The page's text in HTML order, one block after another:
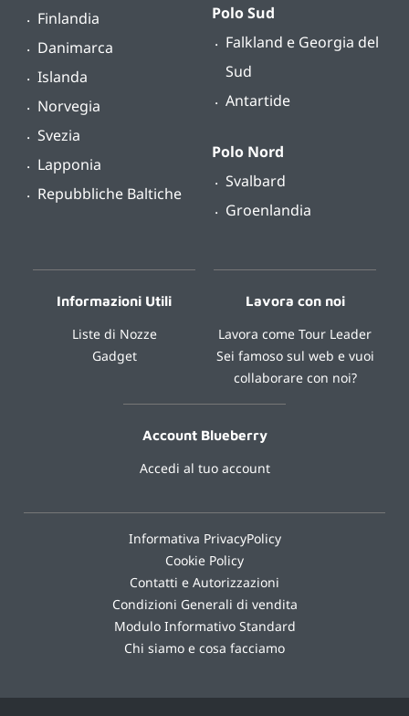
Finlandia
Danimarca
Islanda
Norvegia
Svezia
Lapponia
Repubbliche Baltiche
Polo Sud
Falkland e Georgia del
Sud
Antartide
Polo Nord
Svalbard
Groenlandia
Informazioni Utili
Liste di Nozze
Gadget
Lavora con noi
Lavora come Tour Leader
Sei famoso sul web e vuoi
collaborare con noi?
Account Blueberry
Accedi al tuo account
Informativa PrivacyPolicy
Cookie Policy
Contatti e Autorizzazioni
Condizioni Generali di vendita
Modulo Informativo Standard
Chi siamo e cosa facciamo